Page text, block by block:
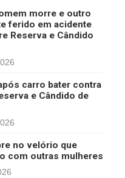
morre e outro
ferido em acidente
Reserva e Cândido
carro bater contra
e Cândido de
no velório que
com outras mulheres